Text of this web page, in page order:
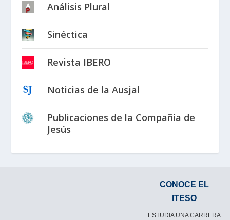
Análisis Plural
Sinéctica
Revista IBERO
Noticias de la Ausjal
Publicaciones de la Compañía de
Jesús
CONOCE EL
ITESO
ESTUDIA UNA CARRERA